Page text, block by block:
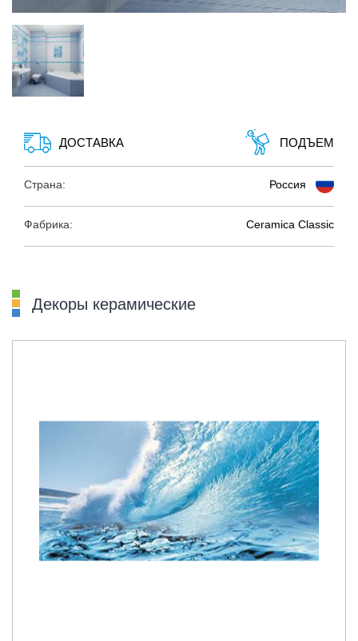
ДОСТАВКА ПОДЪЕМ
Страна: Россия
Фабрика: Ceramica Classic
Декоры керамические